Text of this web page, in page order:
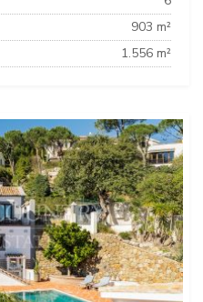
903 m²
1.556 m²